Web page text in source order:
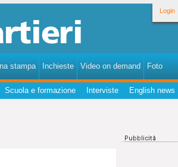
Login
stampa Inchieste Video on demand Foto
Scuola e formazione Interviste English news